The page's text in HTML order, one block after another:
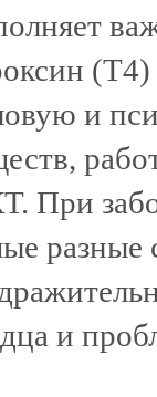
и
При
разные
и